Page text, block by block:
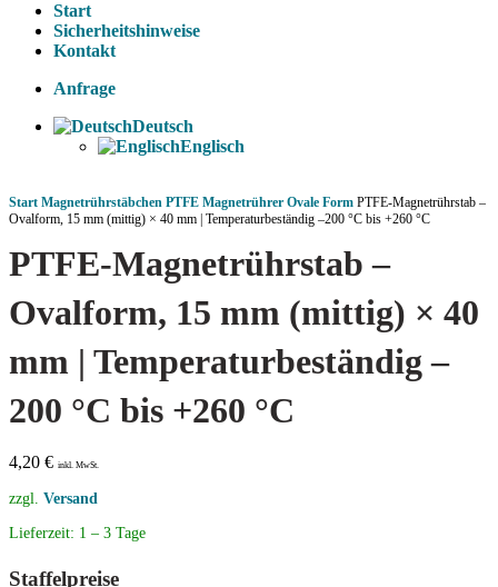
Start
Sicherheitshinweise
Kontakt
Anfrage
Deutsch
Englisch
Start Magnetrührstäbchen PTFE Magnetrührer Ovale Form PTFE-Magnetrührstab –
Ovalform, 15 mm (mittig) × 40 mm | Temperaturbeständig –200 °C bis +260 °C
PTFE-Magnetrührstab –
Ovalform, 15 mm (mittig) × 40
mm | Temperaturbeständig –
200 °C bis +260 °C
4,20 € inkl. MwSt.
zzgl. Versand
Lieferzeit: 1 – 3 Tage
Staffelpreise